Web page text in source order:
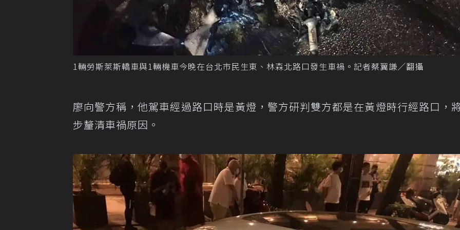
1輛勞斯萊斯轎車與1輛機車今晚在台北市民生東、林森北路口發生車禍。記者蔡翼謙／翻攝
廖向警方稱，他駕車經過路口時是黃燈，警方研判雙方都是在黃燈時行經路口，
步釐清車禍原因。